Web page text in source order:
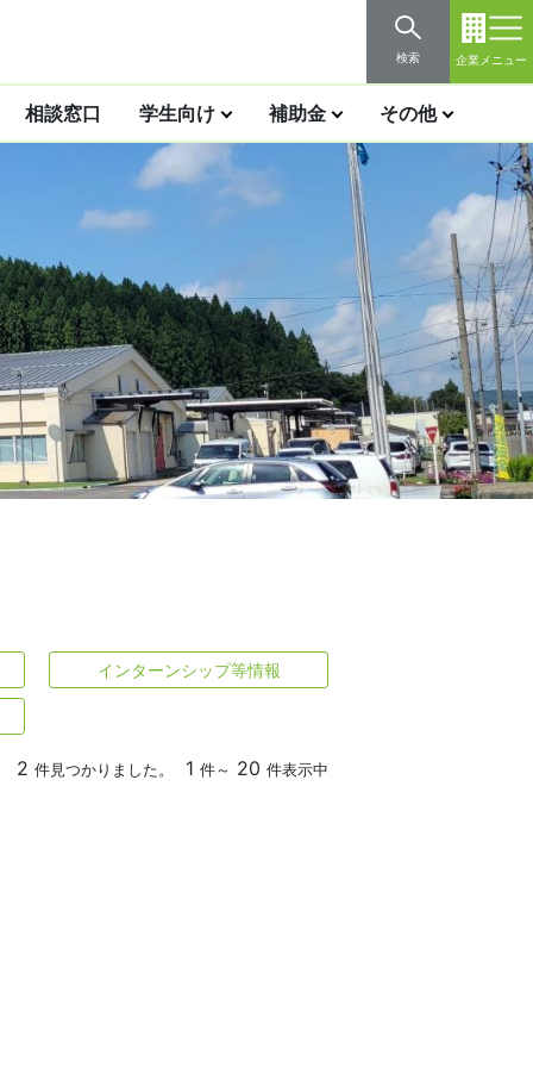
検索 企業メニュー
相談窓口 学生向け 補助金 その他
インターンシップ等情報
2 件見つかりました。 1 件～ 20 件表示中